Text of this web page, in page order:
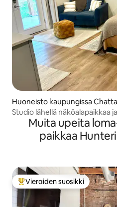
Huoneisto kaupungissa
Studio lähellä näköalapaikkaa
Muita upeita
paikkaa
Vieraiden suosikkien
Vieraiden suosikki